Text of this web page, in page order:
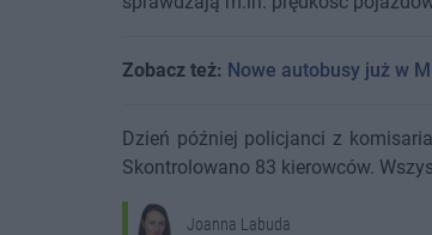
Zobacz też: Nowe autobusy już w
Dzień później policjanci z
Skontrolowano 83 kierowców.
Joanna Labuda